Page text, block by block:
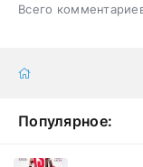
Всего
Популярное: